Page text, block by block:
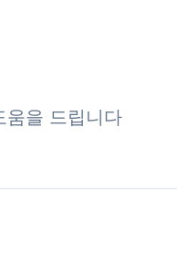
움을 드립니다